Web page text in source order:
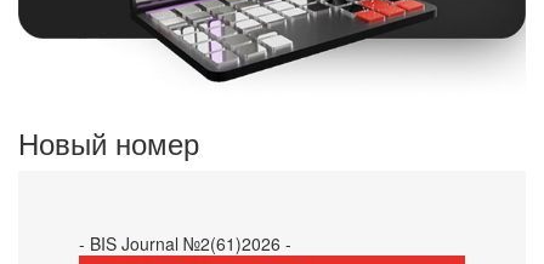
Новый номер
- BIS Journal №2(61)2026 -